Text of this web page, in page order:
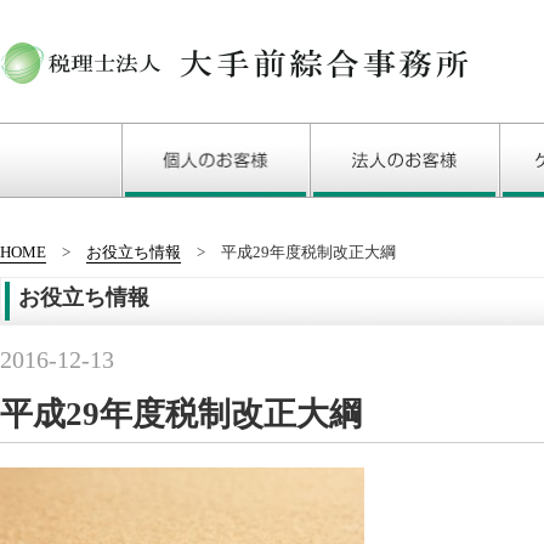
HOME お役立ち情報 平成29年度税制改正大綱
お役立ち情報
2016-12-13
平成29年度税制改正大綱